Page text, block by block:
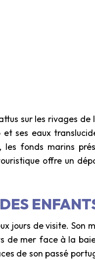
sur les rivages de
ses eaux
fonds marins
offre un
jours de visite. Son
de mer face à la
de son passé